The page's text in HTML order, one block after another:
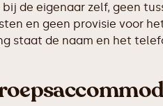
de eigenaar zelf, geen
en geen provisie voor
staat de naam en het